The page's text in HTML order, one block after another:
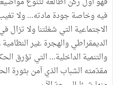
فيه وخاصة جودة مادته... ولا
الاجتماعية التي شغلتنا ولا تزال
الديمقراطي والهجرة غير
والتنمية الداخلية... التي تؤرق
مقدّمته الشباب الذي آمن بثورة